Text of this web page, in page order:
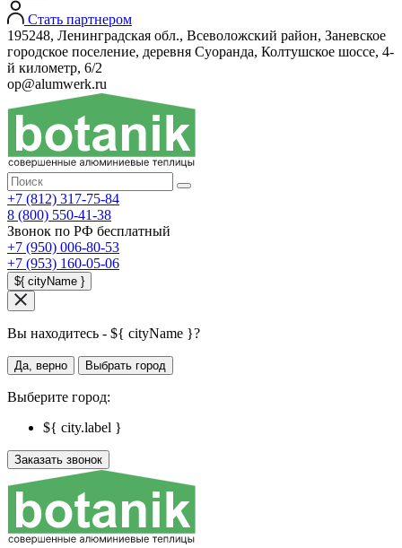
Стать партнером
195248, Ленинградская обл., Всеволожский район, Заневское
городское поселение, деревня Суоранда, Колтушское шоссе, 4-
й километр, 6/2
op@alumwerk.ru
+7 (812) 317-75-84
8 (800) 550-41-38
Звонок по РФ бесплатный
+7 (950) 006-80-53
+7 (953) 160-05-06
${ cityName }
Вы находитесь - ${ cityName }?
Да, верно Выбрать город
Выберите город:
${ city.label }
Заказать звонок